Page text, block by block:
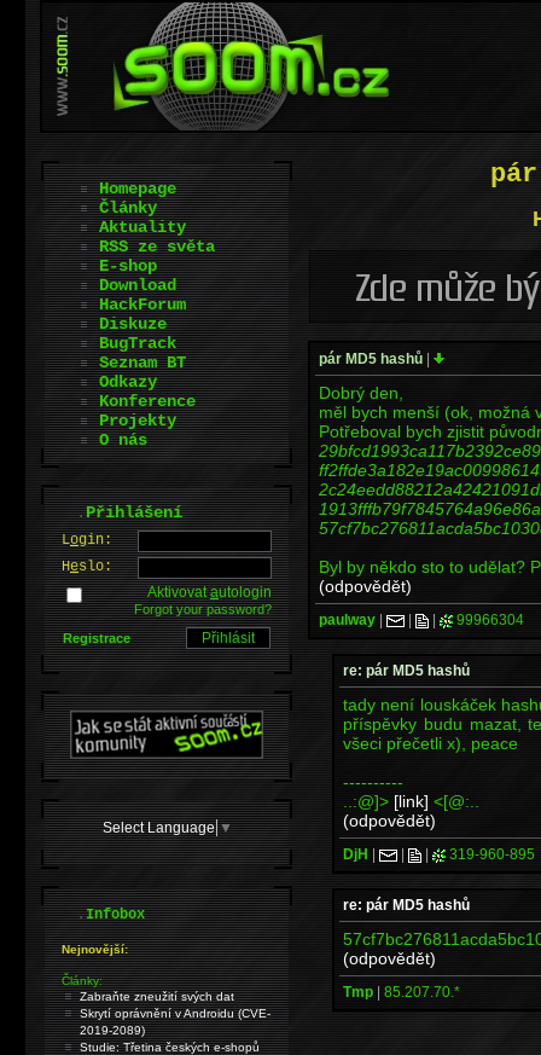
pár
pár MD5 hashů |
Dobrý den,
měl bych menší (ok, možná
Potřeboval bych zjistit
Byl by někdo sto to udělat?
(odpovědět)
paulway | | | 99966304
re: pár MD5 hashů
tady není louskáček
příspěvky budu mazat,
všeci přečetli x), peace
----------
..:@]> [link] <[@:..
(odpovědět)
DjH | | | 319-960-895
re: pár MD5 hashů
(odpovědět)
Tmp | 85.207.70.*
Homepage
Články
Aktuality
RSS ze světa
E-shop
Download
HackForum
Diskuze
BugTrack
Seznam BT
Odkazy
Konference
Projekty
O nás
.Přihlášení
Login:
Heslo:
Aktivovatautologin
Forgot your password?
Registrace
Select Language ▼
.Infobox
Nejnovější:
Články:
Zabraňte zneužití svých dat
Skrytí oprávnění v Androidu (CVE-
2019-2089)
Studie: Třetina českých e-shopů